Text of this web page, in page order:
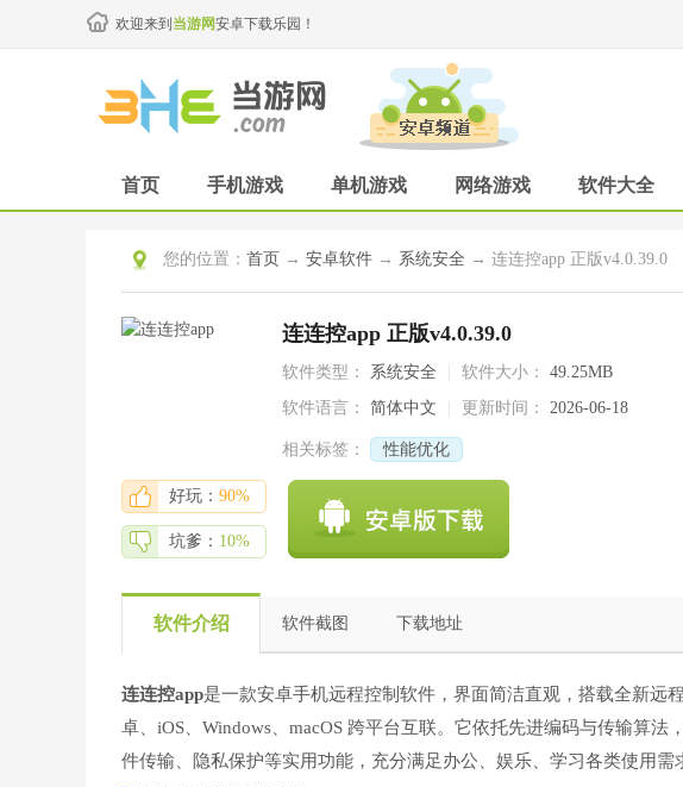
欢迎来到 当游网安卓下载乐园！
首页 手机游戏 单机游戏 网络游戏 软件大全
您的位置： 首页 → 安卓软件 → 系统安全 → 连连控app 正版v4.0.39.0
连连控app 正版v4.0.39.0
软件类型： 系统安全 软件大小：
49.25MB
软件语言：
简体中文 更新时间： 2026-06-18
相关标签： 性能优化
好玩： 90%
坑爹： 10%
软件介绍 软件截图 下载地址
连连控app是一款安卓手机远程控制软件，界面简洁直观，搭载全新远
卓、iOS、Windows、macOS 跨平台互联。它依托先进编码与传输算
件传输、隐私保护等实用功能，充分满足办公、娱乐、学习各类使用需